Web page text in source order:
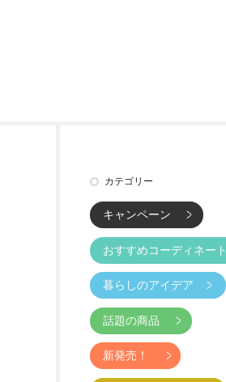
カテゴリー
キャンペーン
おすすめコーディネート
暮らしのアイデア
話題の商品
新発売！